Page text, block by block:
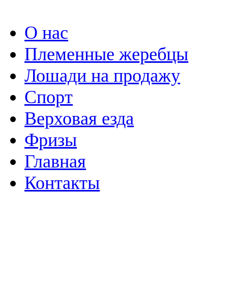
О нас
Племенные жеребцы
Лошади на продажу
Спорт
Верховая езда
Фризы
Главная
Контакты